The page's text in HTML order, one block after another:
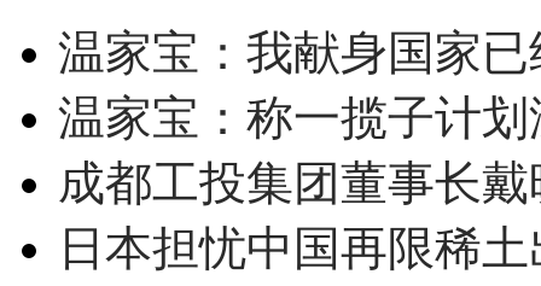
温家宝：我献身国家
温家宝：称一揽子计
成都工投集团董事长
日本担忧中国再限稀